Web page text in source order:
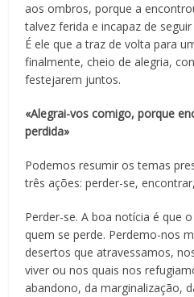
aos ombros, porque a
talvez ferida e incapaz de
É ele que a traz de volta para
finalmente, cheio de alegria,
festejarem juntos.
«Alegrai-vos comigo, porque
perdida»
Podemos resumir os temas
três ações: perder-se,
Perder-se. A boa notícia é que
quem se perde. Perdemo-nos
desertos que atravessamos,
viver ou nos quais nos
abandono, da marginalização,